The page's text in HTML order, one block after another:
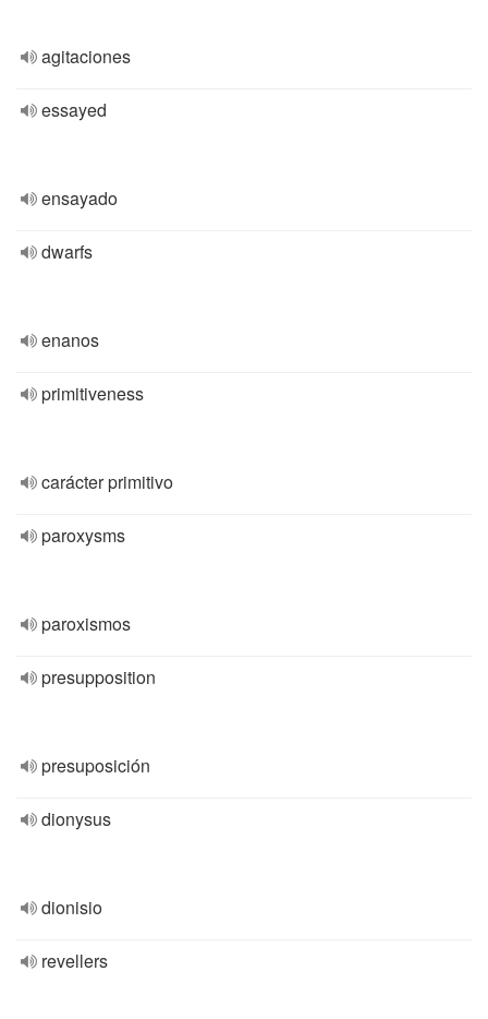
agitaciones
essayed
ensayado
dwarfs
enanos
primitiveness
carácter primitivo
paroxysms
paroxismos
presupposition
presuposición
dionysus
dionisio
revellers